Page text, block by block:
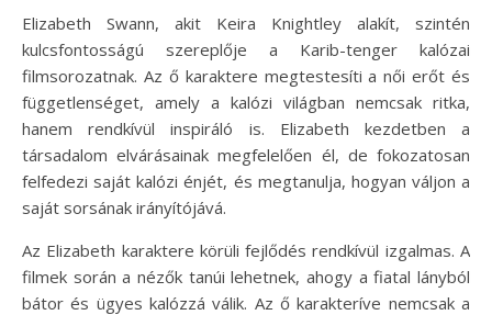
Elizabeth Swann, akit Keira Knightley alakít, szintén
kulcsfontosságú szereplője a Karib-tenger kalózai
filmsorozatnak. Az ő karaktere megtestesíti a női erőt és
függetlenséget, amely a kalózi világban nemcsak ritka,
hanem rendkívül inspiráló is. Elizabeth kezdetben a
társadalom elvárásainak megfelelően él, de fokozatosan
felfedezi saját kalózi énjét, és megtanulja, hogyan váljon a
saját sorsának irányítójává.
Az Elizabeth karaktere körüli fejlődés rendkívül izgalmas. A
filmek során a nézők tanúi lehetnek, ahogy a fiatal lányból
bátor és ügyes kalózzá válik. Az ő karakteríve nemcsak a